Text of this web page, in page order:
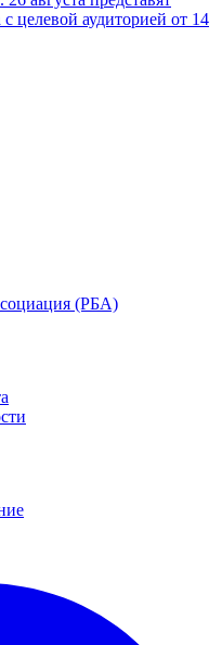
целевой аудиторией от 14
(РБА)